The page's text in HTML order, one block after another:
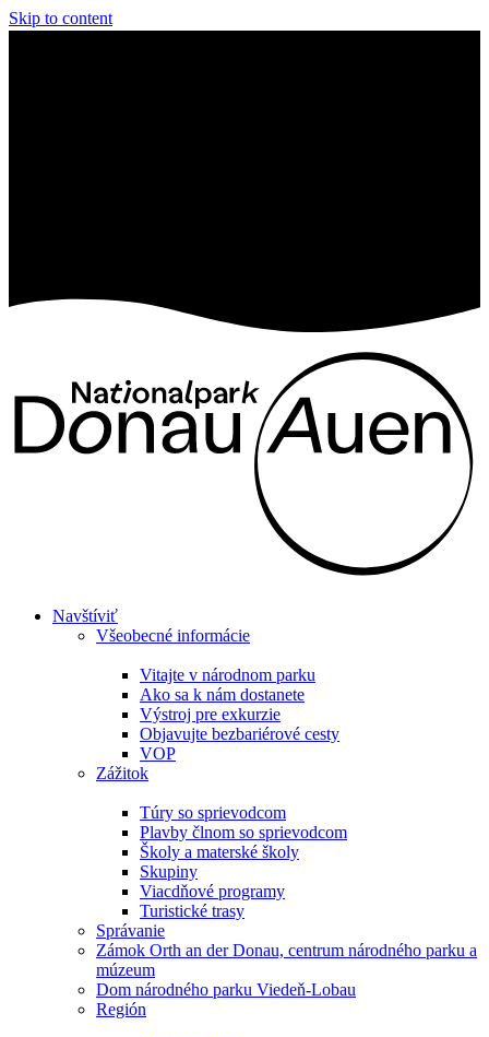
Skip to content
Navštíviť
Všeobecné informácie
Vitajte v národnom parku
Ako sa k nám dostanete
Výstroj pre exkurzie
Objavujte bezbariérové cesty
VOP
Zážitok
Túry so sprievodcom
Plavby člnom so sprievodcom
Školy a materské školy
Skupiny
Viacdňové programy
Turistické trasy
Správanie
Zámok Orth an der Donau, centrum národného parku a
múzeum
Dom národného parku Viedeň-Lobau
Región